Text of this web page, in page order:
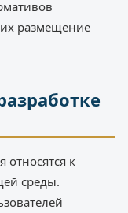
размещение
относятся к
среды.